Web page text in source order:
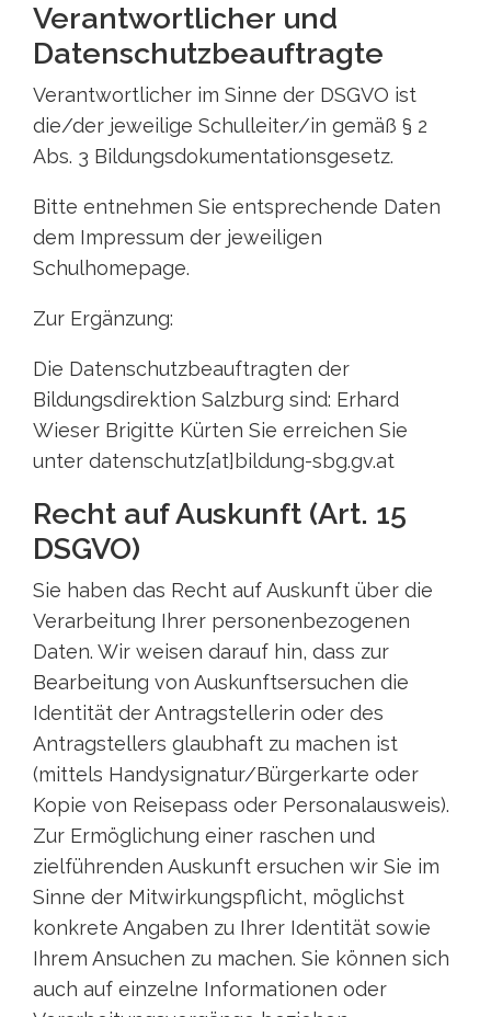
Verantwortlicher und
Datenschutzbeauftragte
Verantwortlicher im Sinne der DSGVO ist
die/der jeweilige Schulleiter/in gemäß § 2
Abs. 3 Bildungsdokumentationsgesetz.
Bitte entnehmen Sie entsprechende Daten
dem Impressum der jeweiligen
Schulhomepage.
Zur Ergänzung:
Die Datenschutzbeauftragten der
Bildungsdirektion Salzburg sind: Erhard
Wieser Brigitte Kürten Sie erreichen Sie
unter datenschutz[at]bildung-sbg.gv.at
Recht auf Auskunft (Art. 15
DSGVO)
Sie haben das Recht auf Auskunft über die
Verarbeitung Ihrer personenbezogenen
Daten. Wir weisen darauf hin, dass zur
Bearbeitung von Auskunftsersuchen die
Identität der Antragstellerin oder des
Antragstellers glaubhaft zu machen ist
(mittels Handysignatur/Bürgerkarte oder
Kopie von Reisepass oder Personalausweis).
Zur Ermöglichung einer raschen und
zielführenden Auskunft ersuchen wir Sie im
Sinne der Mitwirkungspflicht, möglichst
konkrete Angaben zu Ihrer Identität sowie
Ihrem Ansuchen zu machen. Sie können sich
auch auf einzelne Informationen oder